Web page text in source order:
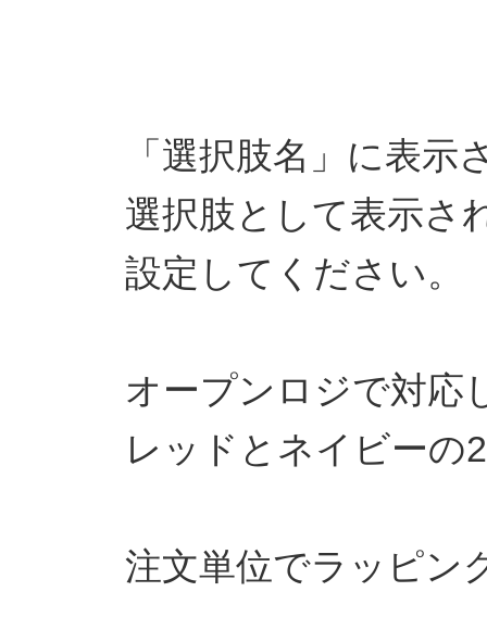
「選択肢名」に表
選択肢として表示さ
設定してください。
オープンロジで対応
レッドとネイビーの
注文単位でラッピン